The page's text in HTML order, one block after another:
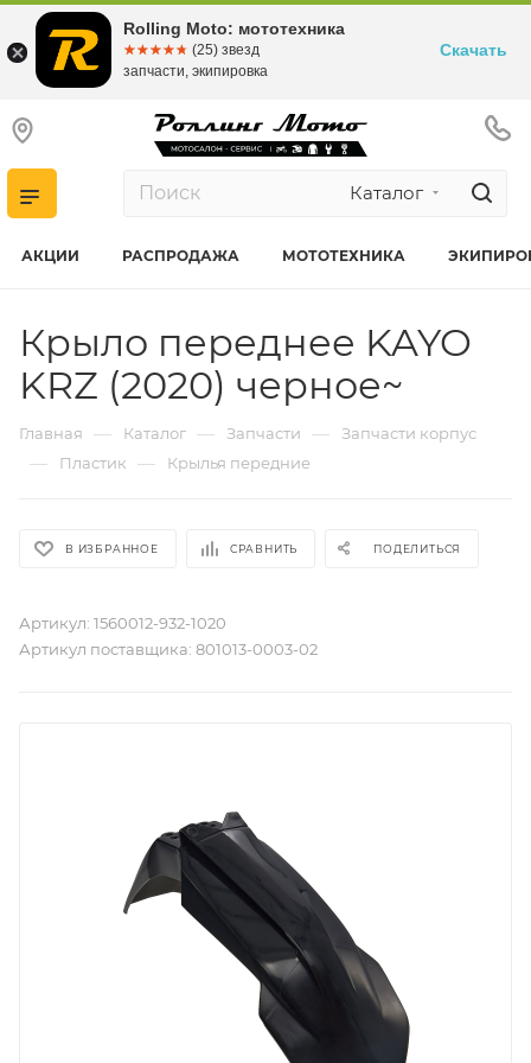
Каталог
АКЦИИ РАСПРОДАЖА МОТОТЕХНИКА
Крыло переднее KAYO
KRZ (2020) черное~
Главная — Каталог — Запчасти — Запчасти корпус
— Пластик — Крылья передние
В ИЗБРАННОЕ СРАВНИТЬ ПОДЕЛИТЬСЯ
Артикул: 1560012-932-1020
Артикул поставщика: 801013-0003-02
Rolling Moto: мототехника
☆☆☆☆☆
★★★★★ (25) звезд
запчасти, экипировка
Скачать